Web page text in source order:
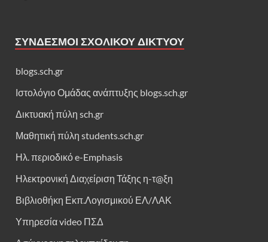
ΣΎΝΔΕΣΜΟΙ ΣΧΟΛΙΚΟΎ ΔΙΚΤΎΟΥ
blogs.sch.gr
Ιστολόγιο Ομάδας ανάπτυξης blogs.sch.gr
Δικτυακή πύλη sch.gr
Μαθητική πύλη students.sch.gr
Ηλ. περιοδικό e-Emphasis
Ηλεκτρονική Διαχείριση Τάξης η-τ@ξη
Βιβλιοθήκη Εκπ.Λογισμικού ΕΛ/ΛΑΚ
Υπηρεσία video ΠΣΔ